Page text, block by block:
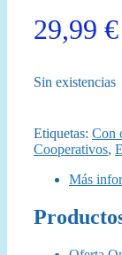
29,99 €
Sin existencias
Etiquetas: Con
Cooperativos,
Más